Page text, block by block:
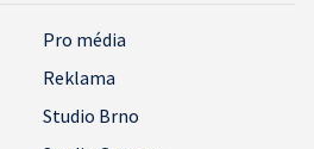
Pro média
Reklama
Studio Brno